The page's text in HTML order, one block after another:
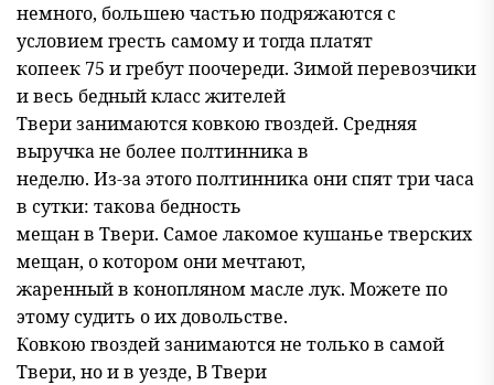
немного, большею частью подряжаются с
условием гресть самому и тогда платят
копеек 75 и гребут поочереди. Зимой перевозчики
и весь бедный класс жителей
Твери занимаются ковкою гвоздей. Средняя
выручка не более полтинника в
неделю. Из-за этого полтинника они спят три часа
в сутки: такова бедность
мещан в Твери. Самое лакомое кушанье тверских
мещан, о котором они мечтают,
жаренный в конопляном масле лук. Можете по
этому судить о их довольстве.
Ковкою гвоздей занимаются не только в самой
Твери, но и в уезде, В Твери